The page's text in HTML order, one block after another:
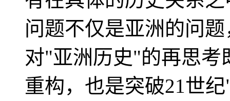
问题不仅是亚洲的问
对"亚洲历史"的再思考
重构，也是突破21世